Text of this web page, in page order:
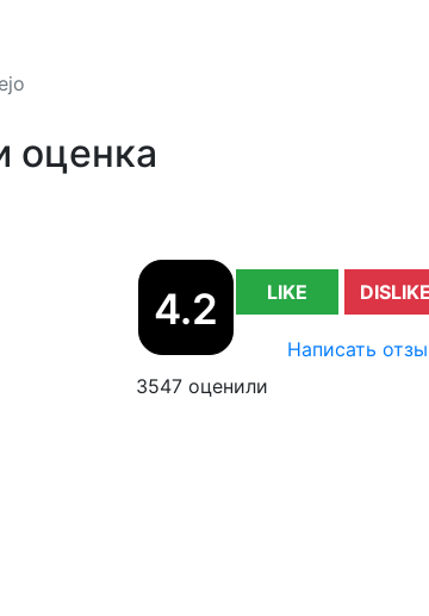
оценка
4.2 LIKE DISLIKE
Написать
3547 оценили